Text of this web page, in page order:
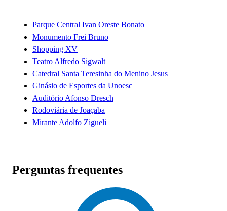
Parque Central Ivan Oreste Bonato
Monumento Frei Bruno
Shopping XV
Teatro Alfredo Sigwalt
Catedral Santa Teresinha do Menino Jesus
Ginásio de Esportes da Unoesc
Auditório Afonso Dresch
Rodoviária de Joaçaba
Mirante Adolfo Zigueli
Perguntas frequentes